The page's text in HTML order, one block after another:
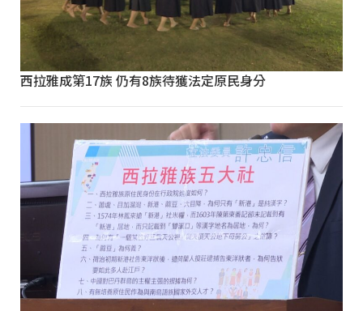
西拉雅成第17族 仍有8族待獲法定原民身分